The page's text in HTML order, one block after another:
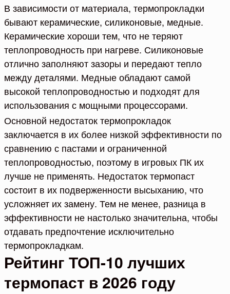
В зависимости от материала, термопрокладки
бывают керамические, силиконовые, медные.
Керамические хороши тем, что не теряют
теплопроводность при нагреве. Силиконовые
отлично заполняют зазоры и передают тепло
между деталями. Медные обладают самой
высокой теплопроводностью и подходят для
использования с мощными процессорами.
Основной недостаток термопрокладок
заключается в их более низкой эффективности по
сравнению с пастами и ограниченной
теплопроводностью, поэтому в игровых ПК их
лучше не применять. Недостаток термопаст
состоит в их подверженности высыханию, что
усложняет их замену. Тем не менее, разница в
эффективности не настолько значительна, чтобы
отдавать предпочтение исключительно
термопрокладкам.
Рейтинг ТОП-10 лучших
термопаст в 2026 году